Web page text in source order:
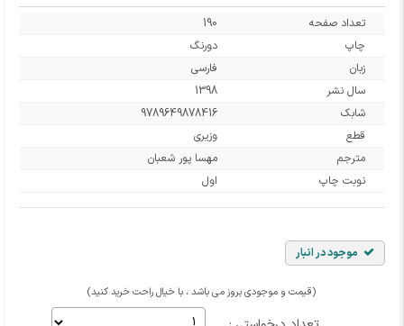
تعداد صفحه
190
چاپ
دورنگ
زبان
فارسی
سال نشر
1398
شابک
9789649878416
قطع
وزیری
مترجم
مهسا پور شعبان
نوبت چاپ
اول
موجود در انبار
(قیمت و موجودی بروز می باشد ، با خیال راحت خرید کنید)